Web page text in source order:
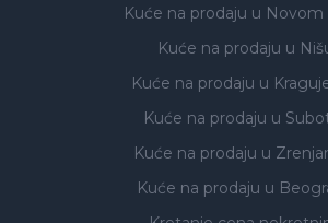
Kuće na prodaju u Novom
Kuće na prodaju u
Kuće na prodaju u
Kuće na prodaju u
Kuće na prodaju u
Kuće na prodaju u